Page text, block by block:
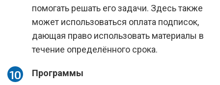
помогать решать его задачи. Здесь также
может использоваться оплата подписок,
дающая право использовать материалы в
течение определённого срока.
Программы